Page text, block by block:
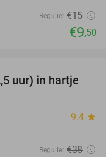
Regulier €15
€9,50
25%
uur) in hartje
9.4 star
Regulier €38